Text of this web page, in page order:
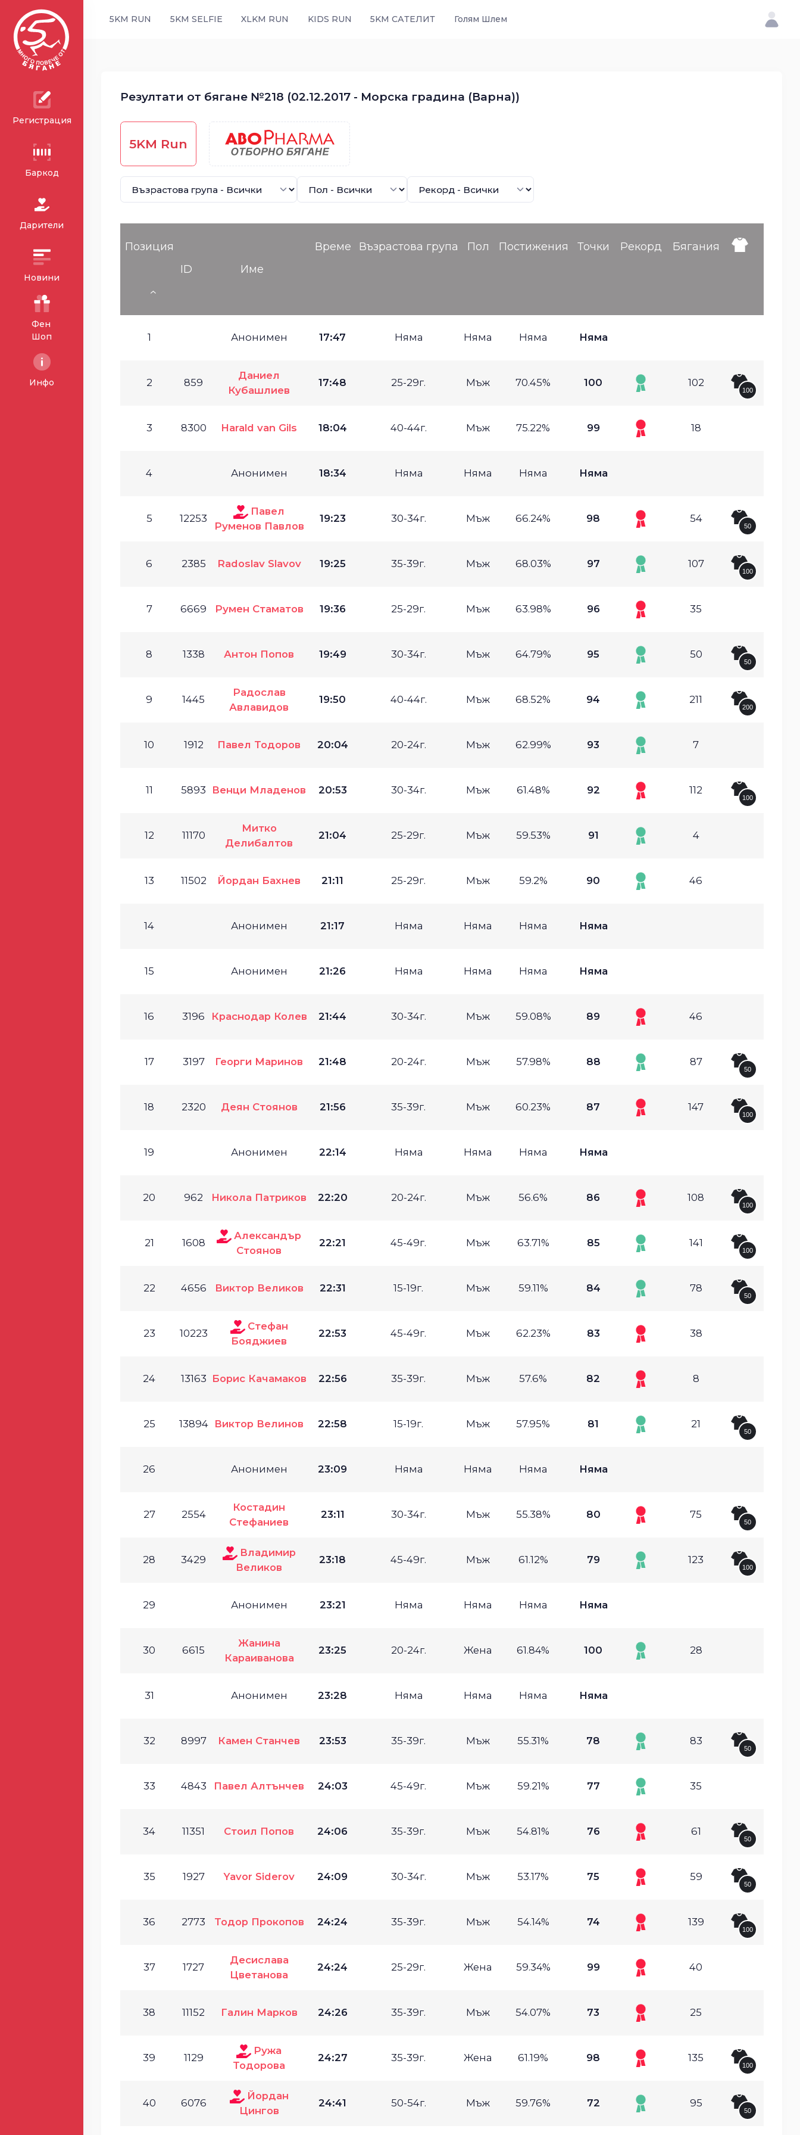
Регистрация
Баркод
Дарители
Новини
Фен
Шоп
Инфо
5KM RUN 5KM SELFIE XLKM RUN KIDS RUN 5KM САТЕЛИТ Голям Шлем
Резултати от бягане №218 (02.12.2017 - Морска градина (Варна))
5KM Run
Позиция
ID
Име
Време Възрастова група Пол Постижения Точки Рекорд Бягания
1 Анонимен 17:47 Няма Няма Няма Няма
2 859
Даниел
Кубашлиев
17:48 25-29г. Мъж 70.45% 100 102
100
3 8300 Harald van Gils 18:04 40-44г. Мъж 75.22% 99 18
4 Анонимен 18:34 Няма Няма Няма Няма
5 12253
Павел
Руменов Павлов
19:23 30-34г. Мъж 66.24% 98 54
50
6 2385 Radoslav Slavov 19:25 35-39г. Мъж 68.03% 97 107
100
7 6669 Румен Стаматов 19:36 25-29г. Мъж 63.98% 96 35
8 1338 Антон Попов 19:49 30-34г. Мъж 64.79% 95 50
50
9 1445
Радослав
Авлавидов
19:50 40-44г. Мъж 68.52% 94 211
200
10 1912 Павел Тодоров 20:04 20-24г. Мъж 62.99% 93 7
11 5893 Венци Младенов 20:53 30-34г. Мъж 61.48% 92 112
100
12 11170
Митко
Делибалтов
21:04 25-29г. Мъж 59.53% 91 4
13 11502 Йордан Бахнев 21:11 25-29г. Мъж 59.2% 90 46
14 Анонимен 21:17 Няма Няма Няма Няма
15 Анонимен 21:26 Няма Няма Няма Няма
16 3196 Краснодар Колев 21:44 30-34г. Мъж 59.08% 89 46
17 3197 Георги Маринов 21:48 20-24г. Мъж 57.98% 88 87
50
18 2320 Деян Стоянов 21:56 35-39г. Мъж 60.23% 87 147
100
19 Анонимен 22:14 Няма Няма Няма Няма
20 962 Никола Патриков 22:20 20-24г. Мъж 56.6% 86 108
100
21 1608
Александър
Стоянов
22:21 45-49г. Мъж 63.71% 85 141
100
22 4656 Виктор Великов 22:31 15-19г. Мъж 59.11% 84 78
50
23 10223
Стефан
Бояджиев
22:53 45-49г. Мъж 62.23% 83 38
24 13163 Борис Качамаков 22:56 35-39г. Мъж 57.6% 82 8
25 13894 Виктор Велинов 22:58 15-19г. Мъж 57.95% 81 21
50
26 Анонимен 23:09 Няма Няма Няма Няма
27 2554
Костадин
Стефаниев
23:11 30-34г. Мъж 55.38% 80 75
50
28 3429
Владимир
Великов
23:18 45-49г. Мъж 61.12% 79 123
100
29 Анонимен 23:21 Няма Няма Няма Няма
30 6615
Жанина
Караиванова
23:25 20-24г. Жена 61.84% 100 28
31 Анонимен 23:28 Няма Няма Няма Няма
32 8997 Камен Станчев 23:53 35-39г. Мъж 55.31% 78 83
50
33 4843 Павел Алтънчев 24:03 45-49г. Мъж 59.21% 77 35
34 11351 Стоил Попов 24:06 35-39г. Мъж 54.81% 76 61
50
35 1927 Yavor Siderov 24:09 30-34г. Мъж 53.17% 75 59
50
36 2773 Тодор Прокопов 24:24 35-39г. Мъж 54.14% 74 139
100
37 1727
Десислава
Цветанова
24:24 25-29г. Жена 59.34% 99 40
38 11152 Галин Марков 24:26 35-39г. Мъж 54.07% 73 25
39 1129
Ружа
Тодорова
24:27 35-39г. Жена 61.19% 98 135
100
40 6076
Йордан
Цингов
24:41 50-54г. Мъж 59.76% 72 95
50